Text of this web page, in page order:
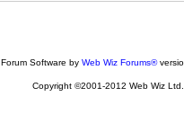
Forum Software byWeb Wiz Forums®
Copyright ©2001-2012 Web Wiz Ltd.